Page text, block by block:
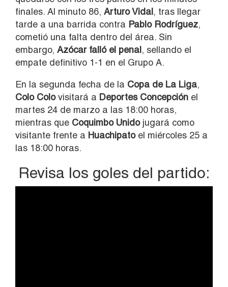
finales. Al minuto 86, Arturo Vidal, tras llegar
tarde a una barrida contra Pablo Rodríguez,
cometió una falta dentro del área. Sin
embargo, Azócar falló el penal, sellando el
empate definitivo 1-1 en el Grupo A.
En la segunda fecha de la Copa de La Liga,
Colo Colovisitará a Deportes Concepción el
martes 24 de marzo a las 18:00 horas,
mientras que Coquimbo Unidojugará como
visitante frente a Huachipatoel miércoles 25 a
las 18:00 horas.
Revisa los goles del partido: